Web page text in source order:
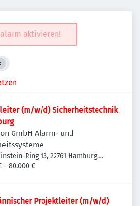
aktivieren!
(m/w/d) Sicherheitstechnik
GmbH Alarm- und
Ring 13, 22761 Hamburg,
- 80.000 €
Projektleiter (m/w/d)